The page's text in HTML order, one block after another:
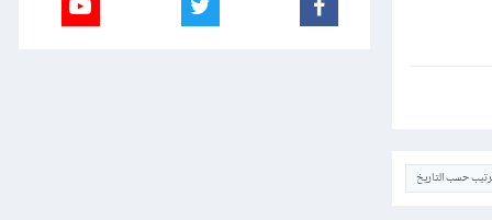
حسب التاريخ